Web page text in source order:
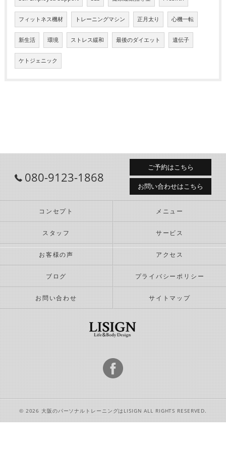
フィットネス機材 トレーニングマシン 正月太り 心機一転
新生活 環境 ストレス緩和 最後のダイエット 遺伝子
ケトジェニック
080-9123-1868
ご予約はこちら
お問い合わせはこちら
コンセプト メニュー
スタッフ サービス
お客様の声 アクセス
ブログ プライバシーポリシー
お問い合わせ サイトマップ
© 2026 大阪のパーソナルトレーニングはLISIGN ALL RIGHTS RESERVED.